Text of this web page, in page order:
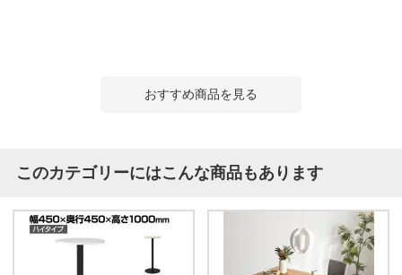
おすすめ商品を見る
このカテゴリーにはこんな商品もあります